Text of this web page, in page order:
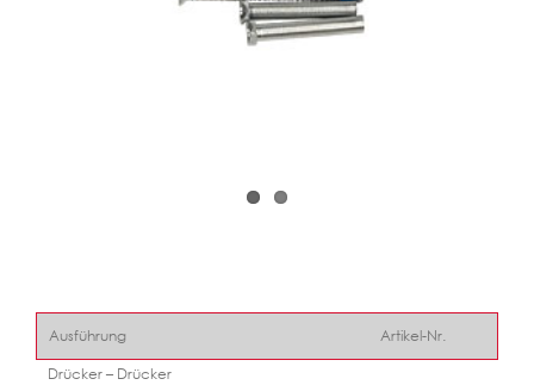
Ausführung
Artikel-Nr.
Drücker – Drücker